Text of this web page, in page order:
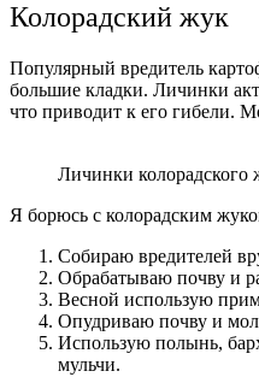
Колорадский жук
Популярный вредитель
большие кладки. Личинки
что приводит к его гибели.
Личинки колорадского
Я борюсь с колорадским
Собираю вредителей
Обрабатываю почву и
Весной использую
Опудриваю почву и
Использую полынь,
мульчи.